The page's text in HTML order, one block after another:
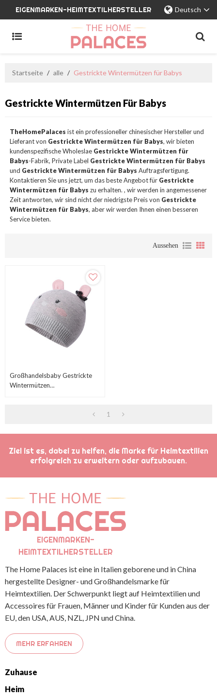
EIGENMARKEN-HEIMTEXTILHERSTELLER Deutsch
Startseite / alle / Gestrickte Wintermützen für Babys
Gestrickte Wintermützen Für Babys
TheHomePalaces ist ein professioneller chinesischer Hersteller und
Lieferant von Gestrickte Wintermützen für Babys, wir bieten
kundenspezifische Wholeslae Gestrickte Wintermützen für
Babys-Fabrik, Private Label Gestrickte Wintermützen für Babys
und Gestrickte Wintermützen für Babys Auftragsfertigung.
Kontaktieren Sie uns jetzt, um das beste Angebot für Gestrickte
Wintermützen für Babys zu erhalten. , wir werden in angemessener
Zeit antworten, wir sind nicht der niedrigste Preis von Gestrickte
Wintermützen für Babys, aber wir werden Ihnen einen besseren
Service bieten.
Aussehen
Großhandelsbaby Gestrickte
Wintermützen
1
Ziel ist es, dabei zu helfen, die Marke für Heimtextilien
erfolgreich zu erweitern oder aufzubauen.
EIGENMARKEN-
HEIMTEXTILHERSTELLER
The Home Palaces ist eine in Italien geborene und in China
hergestellte Designer- und Großhandelsmarke für
Heimtextilien. Der Schwerpunkt liegt auf Heimtextilien und
Accessoires für Frauen, Männer und Kinder für Kunden aus der
EU, den USA, AUS, NZL, JPN und China.
MEHR ERFAHREN
Zuhause
Heim